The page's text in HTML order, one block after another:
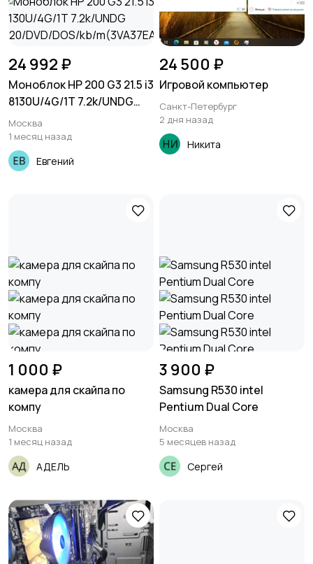
24 992 ₽
Моноблок HP 200 G3 21.5 i3
8130U/4G/1T 7.2k/UNDG
620/DVD/DOS/kb/m(3VA37
EA)
Москва
1 месяц назад
Евгений
24 500 ₽
Игровой компьютер
Санкт-Петербург
2 дня назад
Никита
1 000 ₽
камера для скайпа по
компу
Москва
1 месяц назад
АДЕЛЬ
3 900 ₽
Samsung R530 intel
Pentium Dual Core
Москва
5 месяцев назад
Сергей